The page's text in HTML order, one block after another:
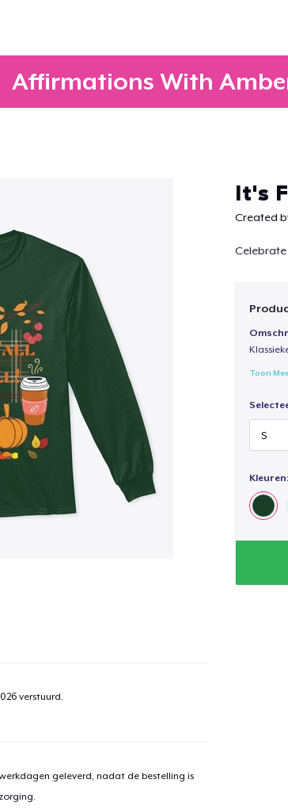
Affirmations With
It's
Created
Celebrate
Toon
Kleuren:
verstuurd.
geleverd, nadat de bestelling is